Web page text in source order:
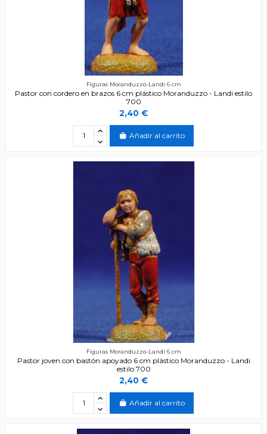
Figuras Moranduzzo-Landi 6 cm
Pastor con cordero en brazos 6 cm plástico Moranduzzo - Landi estilo
700
2,40 €
Añadir al carrito
Figuras Moranduzzo-Landi 6 cm
Pastor joven con bastón apoyado 6 cm plástico Moranduzzo - Landi
estilo 700
2,40 €
Añadir al carrito